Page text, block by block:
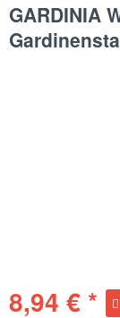
GARDINIA
8,94 € *